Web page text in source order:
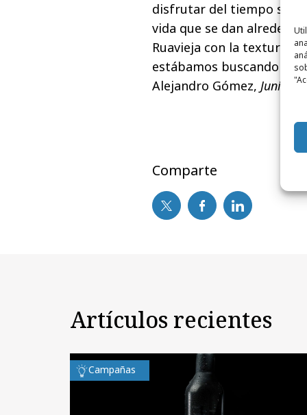
disfrutar del tiempo sin
vida que se dan
Ruavieja con la textura
estábamos buscando
Alejandro Gómez, Junior
Comparte
Artículos recientes
Campañas